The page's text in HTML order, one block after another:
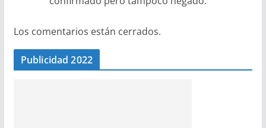
Los comentarios están cerrados.
Publicidad 2022